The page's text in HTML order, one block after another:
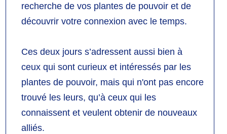
recherche de vos plantes de pouvoir et de
découvrir votre connexion avec le temps.
Ces deux jours s’adressent aussi bien à
ceux qui sont curieux et intéressés par les
plantes de pouvoir, mais qui n'ont pas encore
trouvé les leurs, qu’à ceux qui les
connaissent et veulent obtenir de nouveaux
alliés.